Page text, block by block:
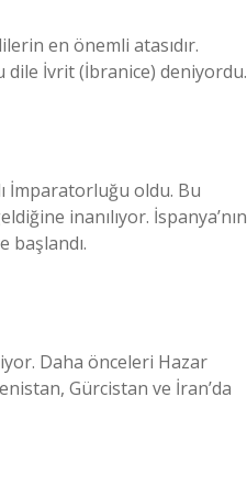
en önemli atasıdır.
dile İvrit (İbranice) deniyordu.
İmparatorluğu oldu. Bu
inanılıyor. İspanya’nın
başlandı.
Daha önceleri Hazar
Gürcistan ve İran’da